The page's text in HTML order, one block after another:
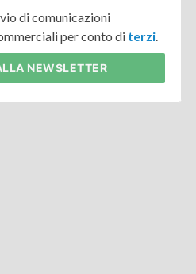
di comunicazioni
per conto di terzi
NEWSLETTER